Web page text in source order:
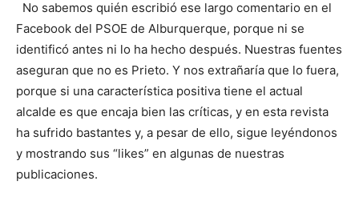
No sabemos quién escribió ese largo comentario en el
Facebook del PSOE de Alburquerque, porque ni se
identificó antes ni lo ha hecho después. Nuestras fuentes
aseguran que no es Prieto. Y nos extrañaría que lo fuera,
porque si una característica positiva tiene el actual
alcalde es que encaja bien las críticas, y en esta revista
ha sufrido bastantes y, a pesar de ello, sigue leyéndonos
y mostrando sus “likes” en algunas de nuestras
publicaciones.